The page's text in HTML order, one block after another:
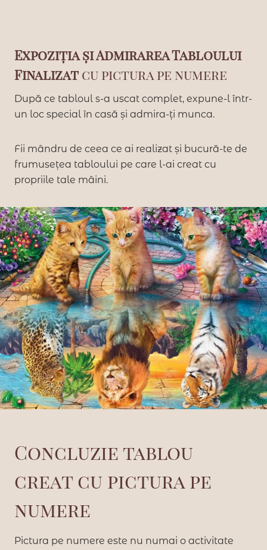
Expoziția și Admirarea Tabloului
Finalizat cu pictura pe numere
După ce tabloul s-a uscat complet, expune-l într-
un loc special în casă și admira-ți munca.
Fii mândru de ceea ce ai realizat și bucură-te de
frumusețea tabloului pe care l-ai creat cu
propriile tale mâini.
Concluzie tablou
creat cu pictura pe
numere
Pictura pe numere este nu numai o activitate